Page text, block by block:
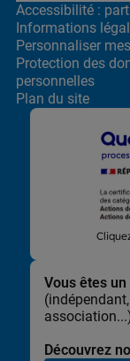
Accessibilité :
Informations
Personnaliser
Protection des
personnelles
Plan du site
Vous êtes
Découvrez
Lors de la
des données
de vous
leur efficacité.
contenu de
statistiques.